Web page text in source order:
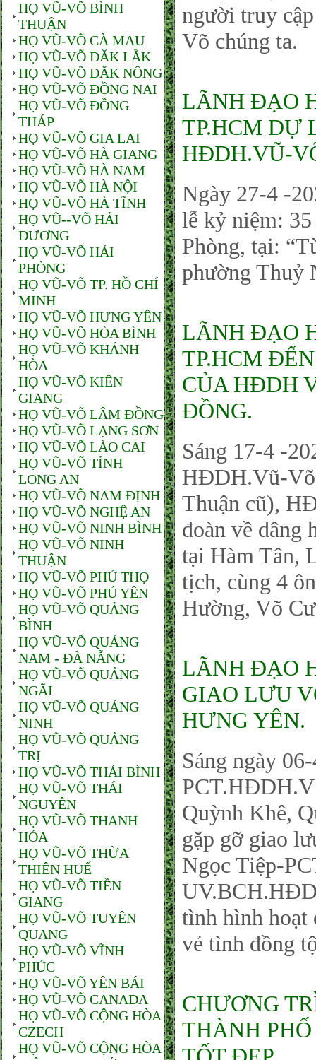
HỌ VŨ-VÕ BÌNH
THUẬN
HỌ VŨ-VÕ CÀ MAU
HỌ VŨ-VÕ ĐĂK LẮK
HỌ VŨ-VÕ ĐĂK NÔNG
HỌ VŨ-VÕ ĐỒNG NAI
HỌ VŨ-VÕ ĐỒNG
THÁP
HỌ VŨ-VÕ GIA LAI
HỌ VŨ-VÕ HÀ GIANG
HỌ VŨ-VÕ HÀ NAM
HỌ VŨ-VÕ HÀ NỘI
HỌ VŨ-VÕ HÀ TĨNH
HỌ VŨ--VÕ HẢI
DƯƠNG
HỌ VŨ-VÕ HẢI
PHÒNG
HỌ VŨ-VÕ TP. HỒ CHÍ
MINH
HỌ VŨ-VÕ HƯNG YÊN
HỌ VŨ-VÕ HÒA BÌNH
HỌ VŨ-VÕ KHÁNH
HÒA
HỌ VŨ-VÕ KIÊN
GIANG
HỌ VŨ-VÕ LÂM ĐỒNG
HỌ VŨ-VÕ LẠNG SƠN
HỌ VŨ-VÕ LÀO CAI
HỌ VŨ-VÕ TỈNH
LONG AN
HỌ VŨ-VÕ NAM ĐỊNH
HỌ VŨ-VÕ NGHỆ AN
HỌ VŨ-VÕ NINH BÌNH
HỌ VŨ-VÕ NINH
THUẬN
HỌ VŨ-VÕ PHÚ THỌ
HỌ VŨ-VÕ PHÚ YÊN
HỌ VŨ-VÕ QUẢNG
BÌNH
HỌ VŨ-VÕ QUẢNG
NAM - ĐÀ NẴNG
HỌ VŨ-VÕ QUẢNG
NGÃI
HỌ VŨ-VÕ QUẢNG
NINH
HỌ VŨ-VÕ QUẢNG
TRỊ
HỌ VŨ-VÕ THÁI BÌNH
HỌ VŨ-VÕ THÁI
NGUYÊN
HỌ VŨ-VÕ THANH
HÓA
HỌ VŨ-VÕ THỪA
THIÊN HUẾ
HỌ VŨ-VÕ TIỀN
GIANG
HỌ VŨ-VÕ TUYÊN
QUANG
HỌ VŨ-VÕ VĨNH
PHÚC
HỌ VŨ-VÕ YÊN BÁI
HỌ VŨ-VÕ CANADA
HỌ VŨ-VÕ CỘNG HÒA
CZECH
HỌ VŨ-VÕ CỘNG HÒA
người truy
Võ chúng ta.
LÃNH ĐẠO
TP.HCM DỰ
HĐDH.VŨ-
Ngày 27-4 -
lễ kỷ niệm:
Phòng, tại:
phường Thuỷ
LÃNH ĐẠO
TP.HCM
CỦA HĐDH
ĐỒNG.
Sáng 17-4 -
HĐDH.Vũ-
Thuận cũ),
đoàn về
tại Hàm Tân,
tịch, cùng 4
Hường, Võ
LÃNH ĐẠO
GIAO LƯU
HƯNG YÊN.
Sáng ngày
Quỳnh Khê,
gặp gỡ giao
Ngọc Tiệp-
tình hình hoạt
vẻ tình đồng
CHƯƠNG
THÀNH